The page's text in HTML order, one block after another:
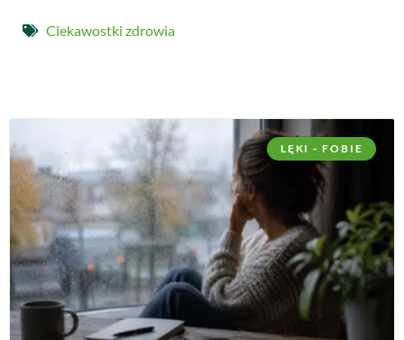
Ciekawostki zdrowia
LĘKI - FOBIE